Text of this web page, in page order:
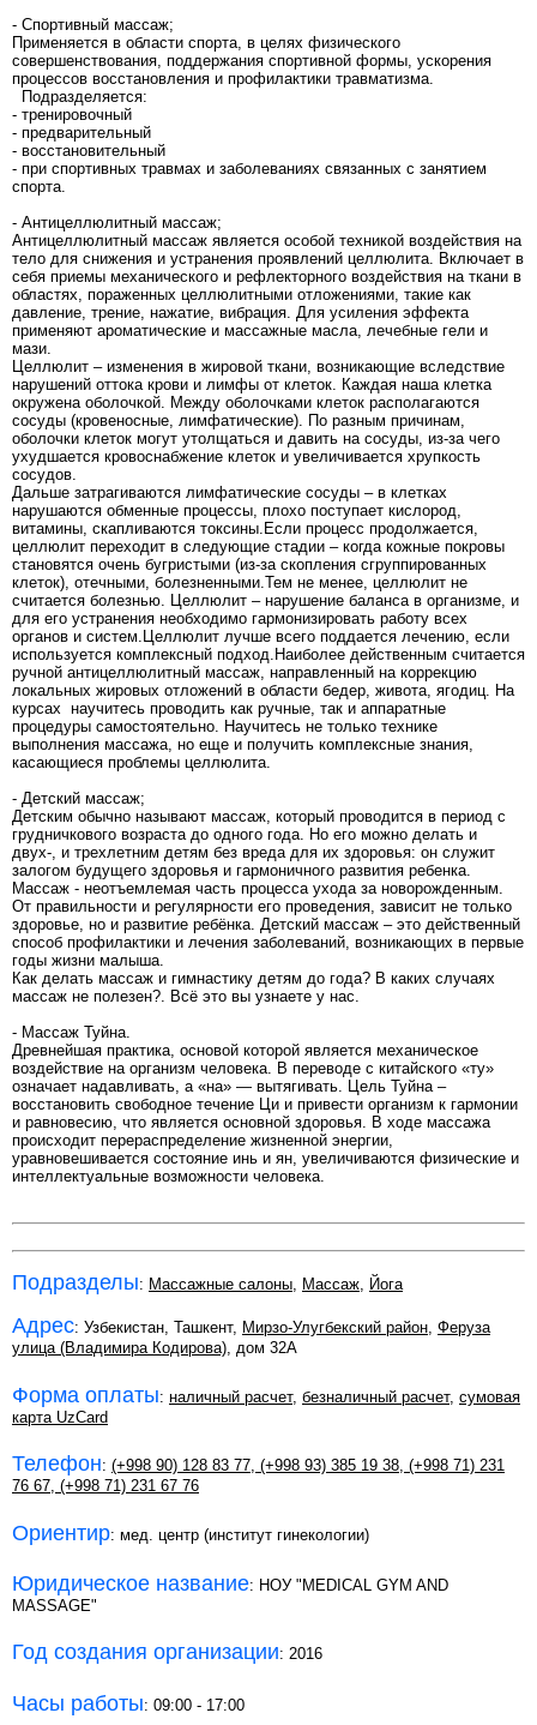
- Спортивный массаж;
Применяется в области спорта, в целях физического
совершенствования, поддержания спортивной формы, ускорения
процессов восстановления и профилактики травматизма.
Подразделяется:
- тренировочный
- предварительный
- восстановительный
- при спортивных травмах и заболеваниях связанных с занятием
спорта.
- Антицеллюлитный массаж;
Антицеллюлитный массаж является особой техникой воздействия на
тело для снижения и устранения проявлений целлюлита. Включает в
себя приемы механического и рефлекторного воздействия на ткани в
областях, пораженных целлюлитными отложениями, такие как
давление, трение, нажатие, вибрация. Для усиления эффекта
применяют ароматические и массажные масла, лечебные гели и
мази.
Целлюлит – изменения в жировой ткани, возникающие вследствие
нарушений оттока крови и лимфы от клеток. Каждая наша клетка
окружена оболочкой. Между оболочками клеток располагаются
сосуды (кровеносные, лимфатические). По разным причинам,
оболочки клеток могут утолщаться и давить на сосуды, из-за чего
ухудшается кровоснабжение клеток и увеличивается хрупкость
сосудов.
Дальше затрагиваются лимфатические сосуды – в клетках
нарушаются обменные процессы, плохо поступает кислород,
витамины, скапливаются токсины.Если процесс продолжается,
целлюлит переходит в следующие стадии – когда кожные покровы
становятся очень бугристыми (из-за скопления сгруппированных
клеток), отечными, болезненными.Тем не менее, целлюлит не
считается болезнью. Целлюлит – нарушение баланса в организме, и
для его устранения необходимо гармонизировать работу всех
органов и систем.Целлюлит лучше всего поддается лечению, если
используется комплексный подход.Наиболее действенным считается
ручной антицеллюлитный массаж, направленный на коррекцию
локальных жировых отложений в области бедер, живота, ягодиц. На
курсах научитесь проводить как ручные, так и аппаратные
процедуры самостоятельно. Научитесь не только технике
выполнения массажа, но еще и получить комплексные знания,
касающиеся проблемы целлюлита.
- Детский массаж;
Детским обычно называют массаж, который проводится в период с
грудничкового возраста до одного года. Но его можно делать и
двух-, и трехлетним детям без вреда для их здоровья: он служит
залогом будущего здоровья и гармоничного развития ребенка.
Массаж - неотъемлемая часть процесса ухода за новорожденным.
От правильности и регулярности его проведения, зависит не только
здоровье, но и развитие ребёнка. Детский массаж – это действенный
способ профилактики и лечения заболеваний, возникающих в первые
годы жизни малыша.
Как делать массаж и гимнастику детям до года? В каких случаях
массаж не полезен?. Всё это вы узнаете у нас.
- Массаж Туйна.
Древнейшая практика, основой которой является механическое
воздействие на организм человека. В переводе с китайского «ту»
означает надавливать, а «на» — вытягивать. Цель Туйна –
восстановить свободное течение Ци и привести организм к гармонии
и равновесию, что является основной здоровья. В ходе массажа
происходит перераспределение жизненной энергии,
уравновешивается состояние инь и ян, увеличиваются физические и
интеллектуальные возможности человека.
Подразделы: Массажные салоны, Массаж, Йога
Адрес: Узбекистан, Ташкент, Мирзо-Улугбекский район, Феруза
улица (Владимира Кодирова), дом 32A
Форма оплаты: наличный расчет, безналичный расчет, сумовая
карта UzCard
Телефон: (+998 90) 128 83 77, (+998 93) 385 19 38, (+998 71) 231
76 67, (+998 71) 231 67 76
Ориентир: мед. центр (институт гинекологии)
Юридическое название: НОУ "MEDICAL GYM AND
MASSAGE"
Год создания организации: 2016
Часы работы: 09:00 - 17:00